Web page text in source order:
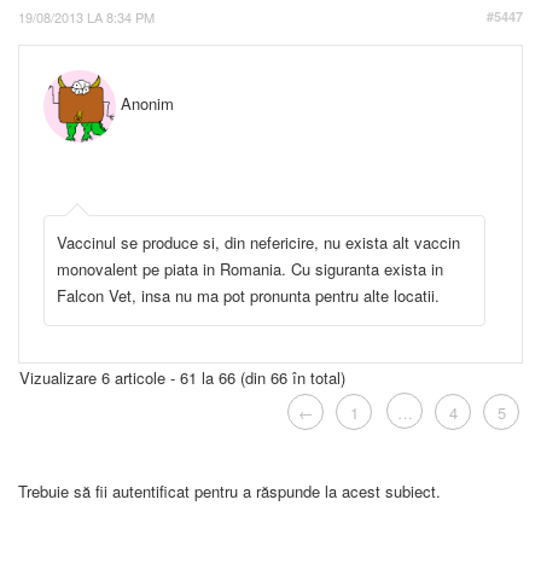
19/08/2013 LA 8:34 PM #5447
Anonim
Vaccinul se produce si, din nefericire, nu exista alt vaccin
monovalent pe piata in Romania. Cu siguranta exista in
Falcon Vet, insa nu ma pot pronunta pentru alte locatii.
Vizualizare 6 articole - 61 la 66 (din 66 în total)
←
1 … 4 5
Trebuie să fii autentificat pentru a răspunde la acest subiect.